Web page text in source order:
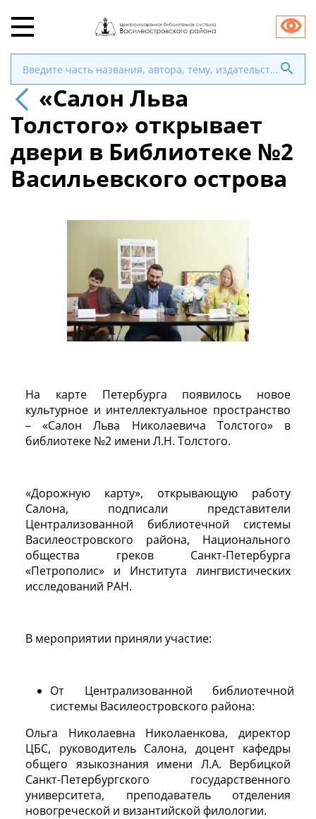
«Салон Льва
Толстого» открывает
двери в Библиотеке №2
Васильевского острова
На карте Петербурга появилось новое
культурное и интеллектуальное пространство
– «Салон Льва Николаевича Толстого» в
библиотеке №2 имени Л.Н. Толстого.
«Дорожную карту», открывающую работу
Салона, подписали представители
Централизованной библиотечной системы
Василеостровского района, Национального
общества греков Санкт-Петербурга
«Петрополис» и Института лингвистических
исследований РАН.
В мероприятии приняли участие:
От Централизованной библиотечной
системы Василеостровского района:
Ольга Николаевна Николаенкова, директор
ЦБС, руководитель Салона, доцент кафедры
общего языкознания имени Л.А. Вербицкой
Санкт-Петербургского государственного
университета, преподаватель отделения
новогреческой и византийской филологии.